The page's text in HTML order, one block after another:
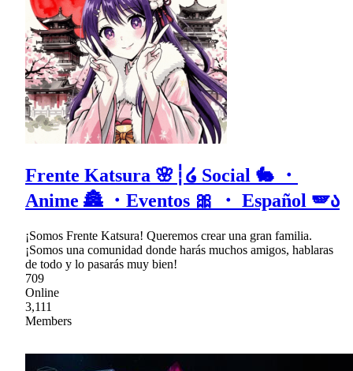
Frente Katsura 🌸┆໒ Social 🐇 ・
Anime 🏯 ・Eventos 🎀 ・ Español 🪽ა
¡Somos Frente Katsura! Queremos crear una gran familia.
¡Somos una comunidad donde harás muchos amigos, hablaras
de todo y lo pasarás muy bien!
709
Online
3,111
Members